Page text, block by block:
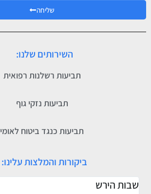
שליחה
השירותים שלנו:
תביעות רשלנות רפואית
תביעות נזקי גוף
תביעות כנגד ביטוח לאומי
ביקורות והמלצות עלינו:
שבות הירש